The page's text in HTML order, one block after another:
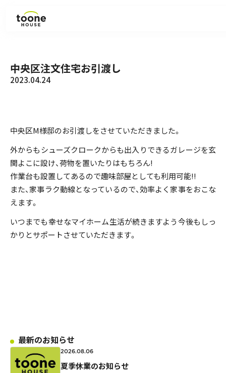
ラインナップ
お知らせ
コラム
会社紹介
私たちの家づくり
資料請求・お問い合わせ
中央区注文住宅お引渡し
2023.04.24
中央区M様邸のお引渡しをさせていただきました。
外からもシューズクロークからも出入りできるガレージを玄
関よこに設け、荷物を置いたりはもちろん!
作業台も設置してあるので趣味部屋としても利用可能!!
また、家事ラク動線となっているので、効率よく家事をおこな
えます。
いつまでも幸せなマイホーム生活が続きますよう今後もしっ
かりとサポートさせていただきます。
最新のお知らせ
2026.08.06
夏季休業のお知らせ